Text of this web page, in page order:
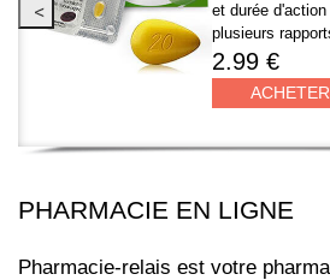
viagra permet
maintient d'une
rapports
5.99 €
PHARMACIE EN LIGNE
Pharmacie-relais est votre